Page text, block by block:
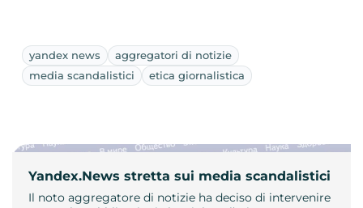
yandex news
aggregatori di notizie
media scandalistici
etica giornalistica
Yandex.News stretta sui media scandalistici
Il noto aggregatore di notizie ha deciso di intervenire